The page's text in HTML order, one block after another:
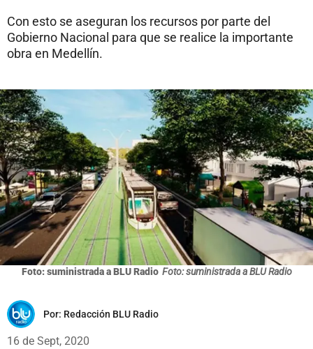
Con esto se aseguran los recursos por parte del
Gobierno Nacional para que se realice la importante
obra en Medellín.
Foto: suministrada a BLU Radio Foto: suministrada a BLU Radio
Por: Redacción BLU Radio
16 de Sept, 2020